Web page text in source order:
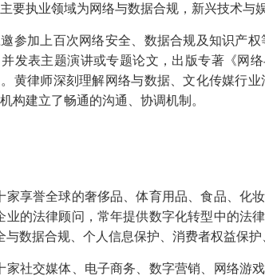
要执业领域为网络与数据合规，新兴技术与
参加上百次网络安全、数据合规及知识产
发表主题演讲或专题论文，出版专著《网
黄律师深刻理解网络与数据、文化传媒行
构建立了畅通的沟通、协调机制。
家享誉全球的奢侈品、体育用品、食品、化
业的法律顾问，常年提供数字化转型中的法
与数据合规、个人信息保护、消费者权益保护
家社交媒体、电子商务、数字营销、网络游